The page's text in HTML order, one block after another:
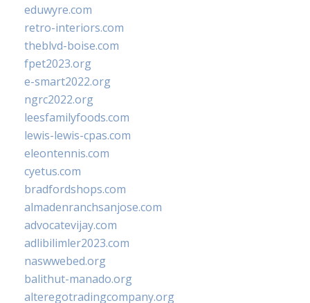
eduwyre.com
retro-interiors.com
theblvd-boise.com
fpet2023.org
e-smart2022.org
ngrc2022.org
leesfamilyfoods.com
lewis-lewis-cpas.com
eleontennis.com
cyetus.com
bradfordshops.com
almadenranchsanjose.com
advocatevijay.com
adlibilimler2023.com
naswwebed.org
balithut-manado.org
alteregotradingcompany.org